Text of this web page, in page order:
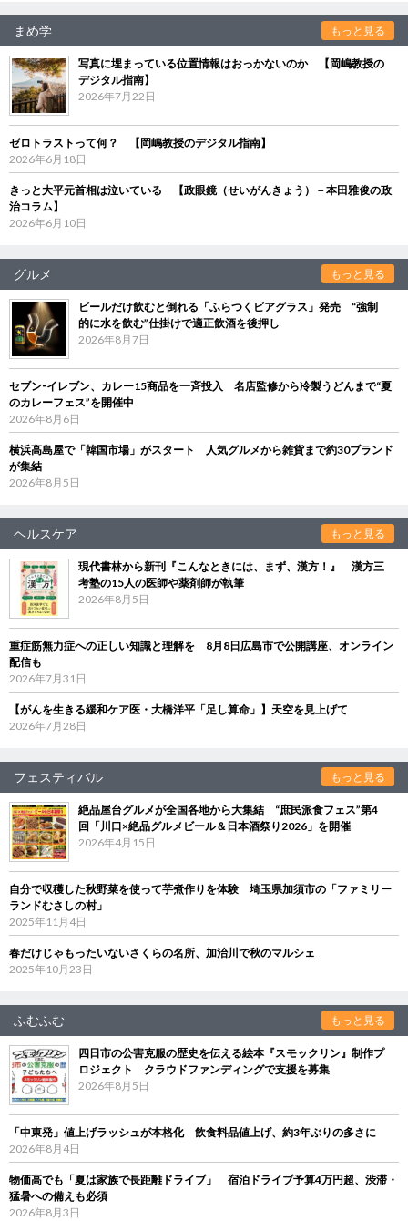
まめ学 もっと見る
写真に埋まっている位置情報はおっかないのか 【岡嶋教授の
デジタル指南】
2026年7月22日
ゼロトラストって何？ 【岡嶋教授のデジタル指南】
2026年6月18日
きっと大平元首相は泣いている 【政眼鏡（せいがんきょう）－本田雅俊の政
治コラム】
2026年6月10日
グルメ もっと見る
ビールだけ飲むと倒れる「ふらつくビアグラス」発売 “強制
的に水を飲む”仕掛けで適正飲酒を後押し
2026年8月7日
セブン‐イレブン、カレー15商品を一斉投入 名店監修から冷製うどんまで“夏
のカレーフェス”を開催中
2026年8月6日
横浜高島屋で「韓国市場」がスタート 人気グルメから雑貨まで約30ブランド
が集結
2026年8月5日
ヘルスケア もっと見る
現代書林から新刊『こんなときには、まず、漢方！』 漢方三
考塾の15人の医師や薬剤師が執筆
2026年8月5日
重症筋無力症への正しい知識と理解を 8月8日広島市で公開講座、オンライン
配信も
2026年7月31日
【がんを生きる緩和ケア医・大橋洋平「足し算命」】天空を見上げて
2026年7月28日
フェスティバル もっと見る
絶品屋台グルメが全国各地から大集結 “庶民派食フェス”第4
回「川口×絶品グルメビール＆日本酒祭り2026」を開催
2026年4月15日
自分で収穫した秋野菜を使って芋煮作りを体験 埼玉県加須市の「ファミリー
ランドむさしの村」
2025年11月4日
春だけじゃもったいないさくらの名所、加治川で秋のマルシェ
2025年10月23日
ふむふむ もっと見る
四日市の公害克服の歴史を伝える絵本『スモックリン』制作プ
ロジェクト クラウドファンディングで支援を募集
2026年8月5日
「中東発」値上げラッシュが本格化 飲食料品値上げ、約3年ぶりの多さに
2026年8月4日
物価高でも「夏は家族で長距離ドライブ」 宿泊ドライブ予算4万円超、渋滞・
猛暑への備えも必須
2026年8月3日